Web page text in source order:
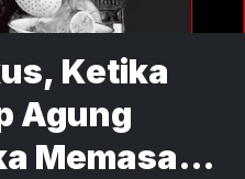
Agung